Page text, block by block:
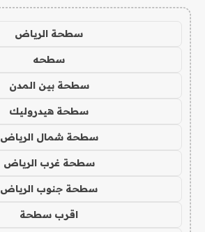
سطحة الرياض
سطحه
سطحة بين المدن
سطحة هيدروليك
سطحة شمال الرياض
سطحة غرب الرياض
سطحة جنوب الرياض
اقرب سطحة